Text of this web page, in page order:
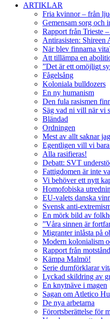
ARTIKLAR
Fria kvinnor – från
Gemensam sorg och
Rapport från Trieste
Antirasisten: Shireen
När blev finnarna
Att tillämpa en
”Det är ett omöjligt
Fågelsång
Koloniala bulldozers
En ny humanism
Den fula rasismen
Säg vad ni vill när vi
Bländad
Ordningen
Mest av allt saknar
Egentligen vill vi
Alla rasifieras!
Debatt: SVT
Fattigdomen är inte
Vi behöver ett nytt
Homofobiska
EU-valets danska
Svensk anti-
En mörk bild av
”Våra sinnen är
Migranter inlåsta på
Modern kolonialism
Rapport från
Kämpa Malmö!
Serie dumförklarar
Lyckad skildring av
En knytnäve i magen
Sagan om Atletico
De nya arbetarna
Förortsberättelse för